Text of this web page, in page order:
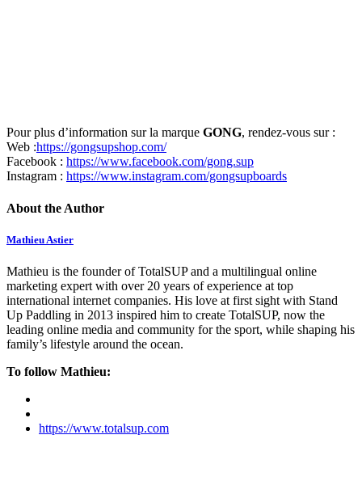
Pour plus d’information sur la marque GONG, rendez-vous sur :
Web :https://gongsupshop.com/
Facebook : https://www.facebook.com/gong.sup
Instagram : https://www.instagram.com/gongsupboards
About the Author
Mathieu Astier
Mathieu is the founder of TotalSUP and a multilingual online
marketing expert with over 20 years of experience at top
international internet companies. His love at first sight with Stand
Up Paddling in 2013 inspired him to create TotalSUP, now the
leading online media and community for the sport, while shaping his
family’s lifestyle around the ocean.
To follow Mathieu:
https://www.totalsup.com